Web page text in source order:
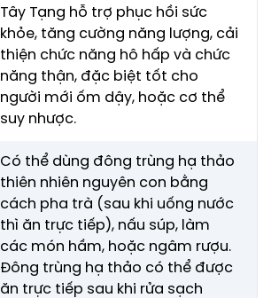
Tây Tạng hỗ trợ phục hồi sức
khỏe, tăng cường năng lượng, cải
thiện chức năng hô hấp và chức
năng thận, đặc biệt tốt cho
người mới ốm dậy, hoặc cơ thể
suy nhược.
Có thể dùng đông trùng hạ thảo
thiên nhiên nguyên con bằng
cách pha trà (sau khi uống nước
thì ăn trực tiếp), nấu súp, làm
các món hầm, hoặc ngâm rượu.
Đông trùng hạ thảo có thể được
ăn trực tiếp sau khi rửa sạch